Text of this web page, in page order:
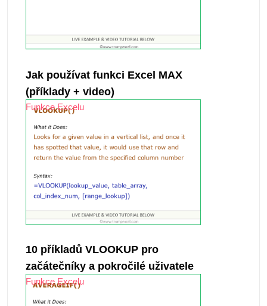
Jak používat funkci Excel MAX
(příklady + video)
Funkce Excelu
10 příkladů VLOOKUP pro
začátečníky a pokročilé uživatele
Funkce Excelu